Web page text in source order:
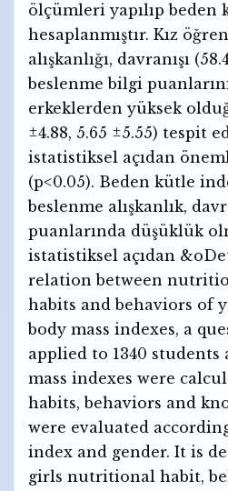
ölçümleri yapılıp
hesaplanmıştır. Kız
alışkanlığı, davranışı
beslenme bilgi
erkeklerden yüksek
±4.88, 5.65 ±5.55) tespit
istatistiksel açıdan
(p<0.05). Beden kütle
beslenme alışkanlık,
puanlarında düşüklük
istatistiksel açıdan
relation between
habits and behaviors of
body mass indexes, a
applied to 1340
mass indexes were
habits, behaviors and
were evaluated
index and gender. It is
girls nutritional habit,